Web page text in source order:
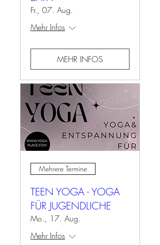
Fr., 07. Aug.
Mehr Infos
MEHR INFOS
Mehrere Termine
TEEN YOGA - YOGA
FÜR JUGENDLICHE
Mo., 17. Aug.
Mehr Infos